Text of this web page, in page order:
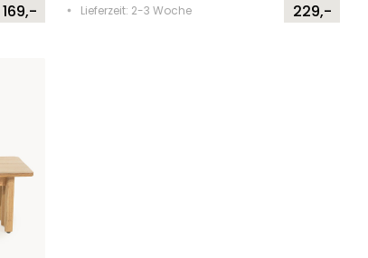
169,- Lieferzeit: 2-3 Woche 229,-